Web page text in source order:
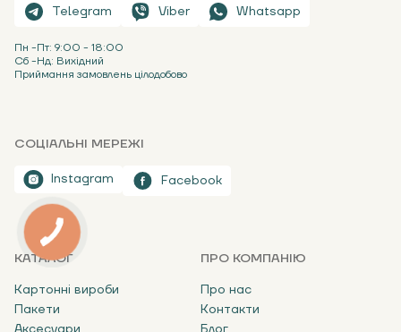
Telegram Viber Whatsapp
Пн -Пт: 9:00 - 18:00
Сб -Нд: Вихідний
Приймання замовлень цілодобово
СОЦІАЛЬНІ МЕРЕЖІ
Instagram Facebook
КАТАЛОГ
Картонні вироби
Пакети
ПРО КОМПАНІЮ
Про нас
Контакти